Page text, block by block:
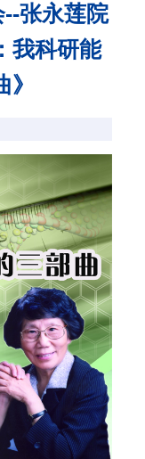
张永莲院
我科研能